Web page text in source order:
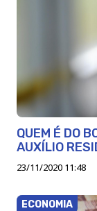
QUEM É DO
AUXÍLIO
23/11/2020 11:48
ECONOMIA